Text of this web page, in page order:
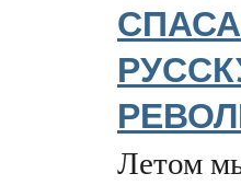
Летом